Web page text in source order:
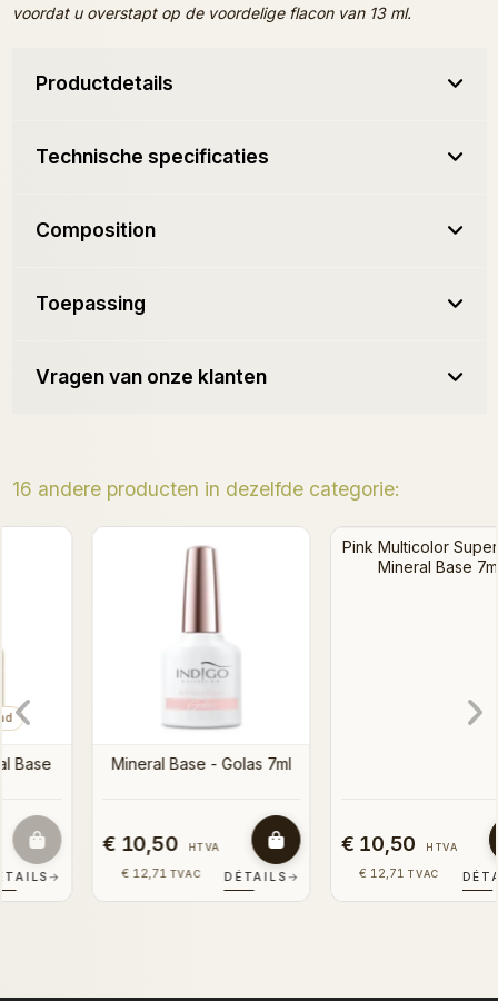
voordat u overstapt op de voordelige flacon van 13 ml.
Productdetails
Technische specificaties
Composition
Toepassing
Vragen van onze klanten
16 andere producten in dezelfde categorie:
Mineral Base - Golas 7ml
€ 10,50 HTVA
€ 12,71 TVAC DÉTAILS →
Pink Multicolor Superfast -
€ 10,50 HTVA
€ 12,71 TVAC DÉTAILS →